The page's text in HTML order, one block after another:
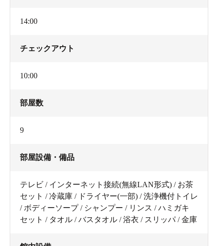
14:00
チェックアウト
10:00
部屋数
9
部屋設備・備品
テレビ / インターネット接続(無線LAN形式) / お茶
セット / 冷蔵庫 / ドライヤー(一部) / 洗浄機付トイレ
/ ボディーソープ / シャンプー / リンス / ハミガキ
セット / タオル / バスタオル / 浴衣 / スリッパ / 金庫